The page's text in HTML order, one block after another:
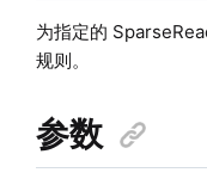
为指定的
规则。
参数